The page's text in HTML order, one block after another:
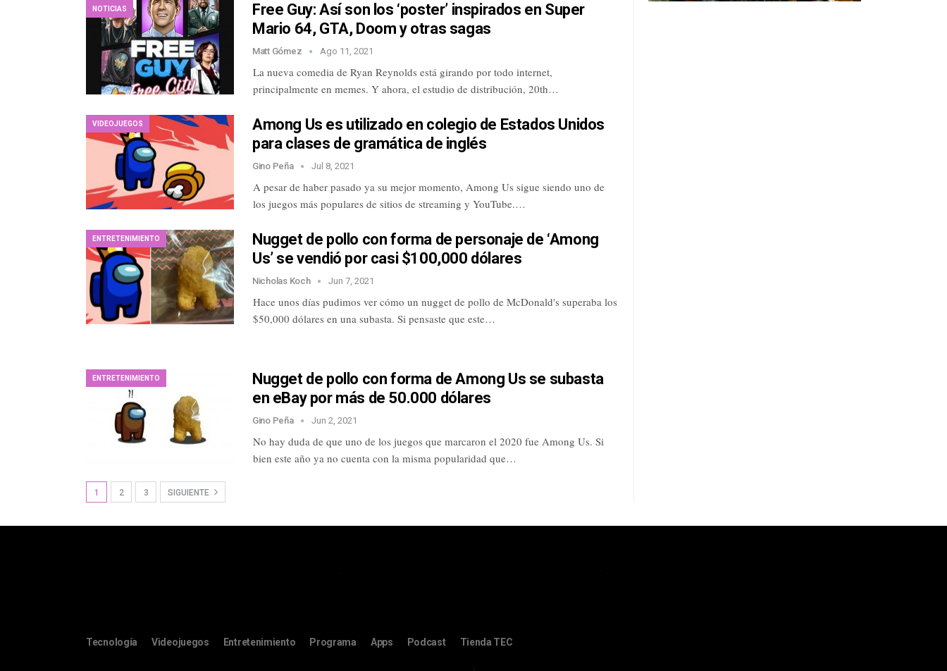
NOTICIAS
Free Guy: Así son los ‘poster’ inspirados en Super
Mario 64, GTA, Doom y otras sagas
Matt Gómez Ago 11, 2021
La nueva comedia de Ryan Reynolds está girando por todo internet,
principalmente en memes. Y ahora, el estudio de distribución, 20th…
VIDEOJUEGOS
Among Us es utilizado en colegio de Estados Unidos
para clases de gramática de inglés
Gino Peña Jul 8, 2021
A pesar de haber pasado ya su mejor momento, Among Us sigue siendo uno de
los juegos más populares de sitios de streaming y YouTube.…
ENTRETENIMIENTO
Nugget de pollo con forma de personaje de ‘Among
Us’ se vendió por casi $100,000 dólares
Nicholas Koch Jun 7, 2021
Hace unos días pudimos ver cómo un nugget de pollo de McDonald's superaba los
$50,000 dólares en una subasta. Si pensaste que este…
ENTRETENIMIENTO
Nugget de pollo con forma de Among Us se subasta
en eBay por más de 50.000 dólares
Gino Peña Jun 2, 2021
No hay duda de que uno de los juegos que marcaron el 2020 fue Among Us. Si
bien este año ya no cuenta con la misma popularidad que…
1 2 3 SIGUIENTE
Tecnología Videojuegos Entretenimiento Programa Apps Podcast Tienda TEC